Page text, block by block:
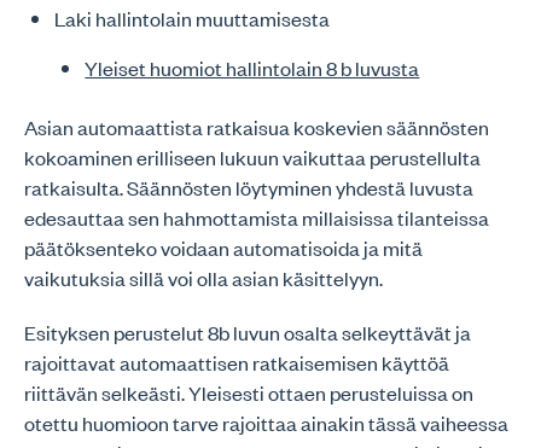
Laki hallintolain muuttamisesta
Yleiset huomiot hallintolain 8 b luvusta
Asian automaattista ratkaisua koskevien säännösten
kokoaminen erilliseen lukuun vaikuttaa perustellulta
ratkaisulta. Säännösten löytyminen yhdestä luvusta
edesauttaa sen hahmottamista millaisissa tilanteissa
päätöksenteko voidaan automatisoida ja mitä
vaikutuksia sillä voi olla asian käsittelyyn.
Esityksen perustelut 8b luvun osalta selkeyttävät ja
rajoittavat automaattisen ratkaisemisen käyttöä
riittävän selkeästi. Yleisesti ottaen perusteluissa on
otettu huomioon tarve rajoittaa ainakin tässä vaiheessa